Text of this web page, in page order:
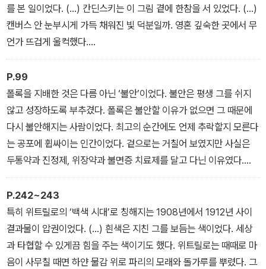
을 극복하고자 발버둥 쳤던 그들의 작품이야말로 당장의 제 상태를
비추는 창이자 영감과 위로, 희망까지 전하는 매개체가 될 수 있다는
점을 절감할 수 있었지요.
_“프롤로그. 마흔, 인생에 그림이 필요한 시간” 중에서
를 본 일이었다. (…) 칸딘스키는 이 그림 곁에 한참을 서 있었다. (…)
캔버스 안 눈부시게 가득 채워진 빛 덕분일까. 영혼 깊숙한 곳에서 무
언가 뜨겁게 울컥했다.
(…) 칸딘스키의 도전은 확실히 무모했다. 그간 쌓아놓은 금자탑만 무
너뜨릴 만한 선택이었지만, 생애 처음 느낀 끌림에 뛰어들지 못한다
면 삶은 무슨 의미가 있겠는가. 끊임없이 조심하고, 모든 일의 장단점
을 따지며 산다면 대체 어떤 일을 할 수 있겠는가. 칸딘스키는 용기를
내 새로운 인생을 받아들였다.
_“너무 늦었다는 거짓말_바실리 칸딘스키” 중에서
P.99
폴록을 지배한 것은 다름 아닌 ‘불안’이었다. 불안은 평생 그를 쉬지
않고 성장하도록 부추겼다. 폴록은 불안할 이유가 없으면 그 때문에
다시 불안해지는 사람이었다. 최고의 순간에도 언제 추락할지 모른다
는 공포에 휩싸이는 인간이었다. 겉으로는 거칠어 보였지만 사실은
두통약과 진정제, 위장약과 불면증 치료제를 달고 다닌 이유였다.
하지만 불안의 화마가 모든 것을 잿더미로 만들지는 않았다. 그는 지
긋지긋한 압박감 탓에 늘 신경을 곤두세웠다. 항상 무언가를 시도하
고, 끊임없이 실험을 이어가야 했다. 뼈를 깎는 고통이 끝없이 뒤를 밟
았지만, 이 덕에 어제보다 더 나은 오늘을 맞을 수 있었다. 그에게 불
안은 창작을 위한 충실한 뮤즈 역할도 한 셈이다.
_“불안이 가져다준 것들_잭슨 폴록” 중에서
P.242~243
특히 위트릴로의 ‘백색 시대’로 칭해지는 1908년에서 1912년 사이
결과물이 압권이었다. (…) 흰색은 지친 그를 보듬는 색이었다. 세상
과 타협할 수 있게끔 힘을 주는 색이기도 했다. 위트릴로는 때때로 마
음이 사무칠 때면 하얀 물감 위로 파리의 모래와 돌가루를 뿌렸다. 그